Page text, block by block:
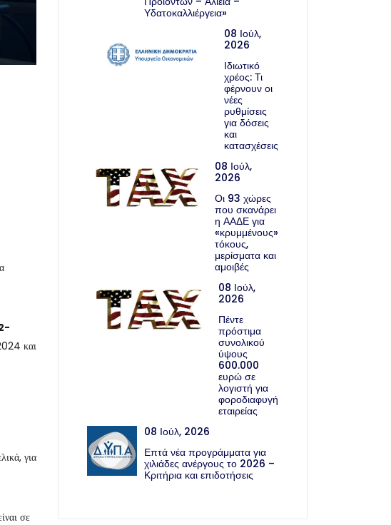
και
για
σε
Υδατοκαλλιέργεια»
08 Ιούλ,
2026
Ιδιωτικό
χρέος: Τι
φέρνουν οι
νέες
ρυθμίσεις
για δόσεις
και
κατασχέσεις
08 Ιούλ,
2026
Οι 93 χώρες
που σκανάρει
η ΑΑΔΕ για
«κρυμμένους»
τόκους,
μερίσματα και
αμοιβές
08 Ιούλ,
2026
Πέντε
πρόστιμα
συνολικού
ύψους
600.000
ευρώ σε
λογιστή για
φοροδιαφυγή
εταιρείας
08 Ιούλ, 2026
Επτά νέα προγράμματα για
χιλιάδες ανέργους το 2026 –
Κριτήρια και επιδοτήσεις